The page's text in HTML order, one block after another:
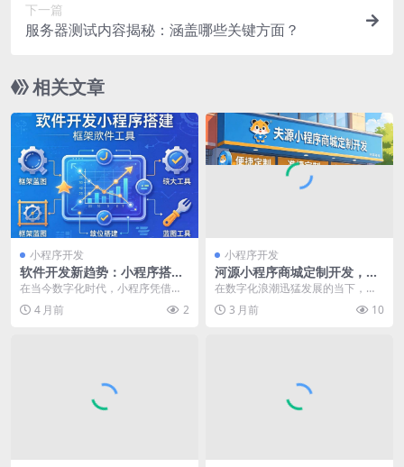
下一篇
服务器测试内容揭秘：涵盖哪些关键方面？
相关文章
小程序开发
软件开发新趋势：小程序搭建
的要点与实战技巧
在当今数字化时代，小程序凭借其
便捷性和高效性，成为了企业和个
人拓展业务、提升用户...
4 月前 2
小程序开发
河源小程序商城定制开发，打
造专属商业平台助力企业腾飞
在数字化浪潮迅猛发展的当下，互
联网经济呈现出蓬勃的发展态势，
各行各业都在积极拥抱...
3 月前 10